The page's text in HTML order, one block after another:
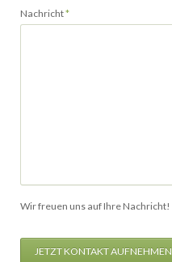
Pflichtfeld
Nachricht*
Wir freuen uns auf Ihre Nachricht!
JETZT KONTAKT AUFNEHMEN